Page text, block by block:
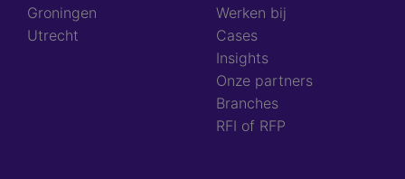
Groningen
Utrecht
Werken bij
Cases
Insights
Onze partners
Branches
RFI of RFP